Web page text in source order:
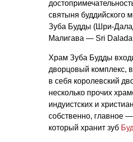
святыня буддийского
Зуба Будды (Шри-
Малигава — Sri
Храм Зуба Будды
дворцовый комплекс,
в себя королевский
несколько прочих
индуистских и
собственно, главное
который хранит зуб